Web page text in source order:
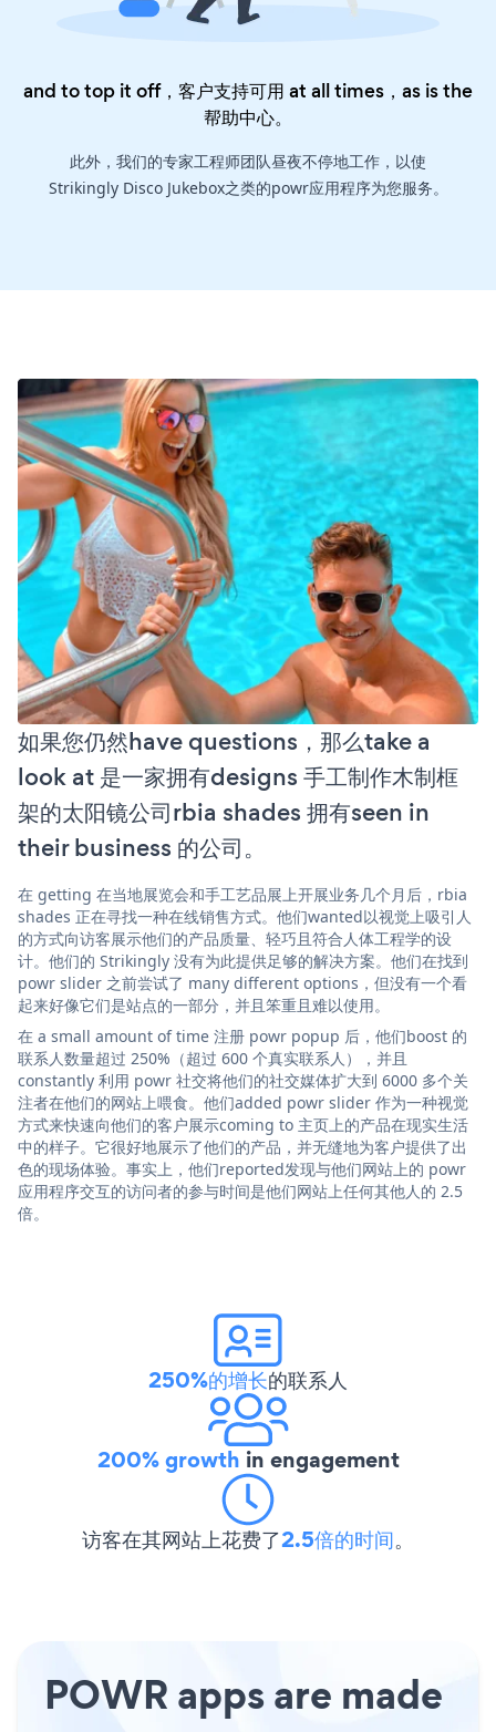
and to top it off，客户支持可用 at all times，as is the
帮助中心。
此外，我们的专家工程师团队昼夜不停地工作，以使
Strikingly Disco Jukebox之类的powr应用程序为您服务。
如果您仍然have questions，那么take a
look at 是一家拥有designs 手工制作木制框
架的太阳镜公司rbia shades 拥有seen in
their business 的公司。
在 getting 在当地展览会和手工艺品展上开展业务几个月后，rbia
shades 正在寻找一种在线销售方式。他们wanted以视觉上吸引人
的方式向访客展示他们的产品质量、轻巧且符合人体工程学的设
计。他们的 Strikingly 没有为此提供足够的解决方案。他们在找到
powr slider 之前尝试了 many different options，但没有一个看
起来好像它们是站点的一部分，并且笨重且难以使用。
在 a small amount of time 注册 powr popup 后，他们boost 的
联系人数量超过 250%（超过 600 个真实联系人），并且
constantly 利用 powr 社交将他们的社交媒体扩大到 6000 多个关
注者在他们的网站上喂食。他们added powr slider 作为一种视觉
方式来快速向他们的客户展示coming to 主页上的产品在现实生活
中的样子。它很好地展示了他们的产品，并无缝地为客户提供了出
色的现场体验。事实上，他们reported发现与他们网站上的 powr
应用程序交互的访问者的参与时间是他们网站上任何其他人的 2.5
倍。
250%的增长的联系人
200% growth in engagement
访客在其网站上花费了2.5倍的时间。
POWR apps are made